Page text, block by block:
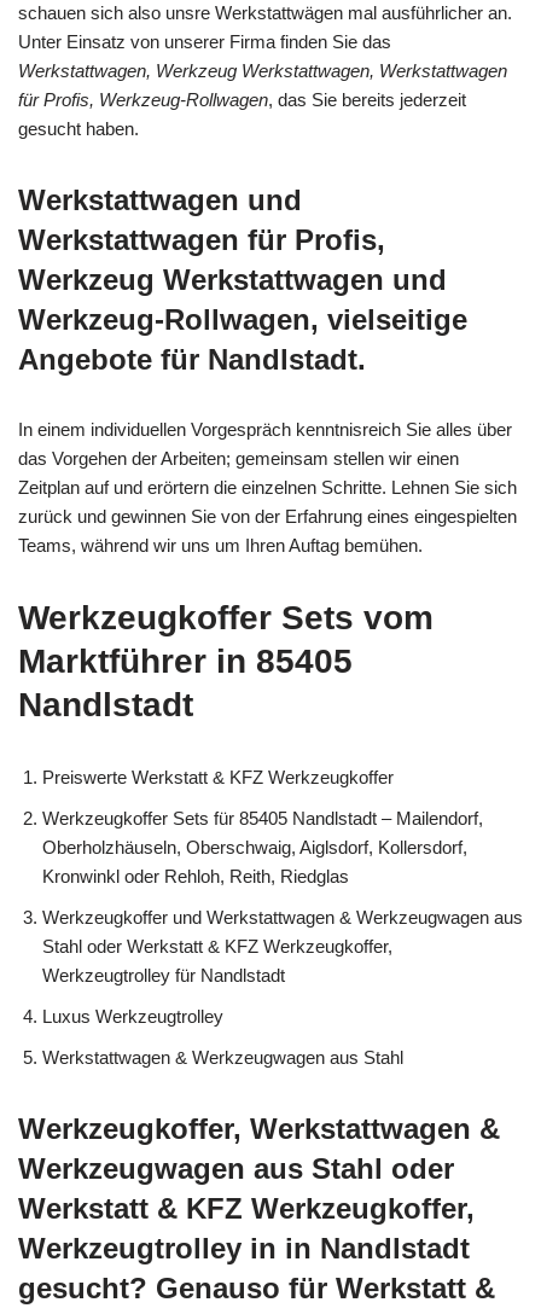
schauen sich also unsre Werkstattwägen mal ausführlicher an.
Unter Einsatz von unserer Firma finden Sie das
Werkstattwagen, Werkzeug Werkstattwagen, Werkstattwagen
für Profis, Werkzeug-Rollwagen, das Sie bereits jederzeit
gesucht haben.
Werkstattwagen und
Werkstattwagen für Profis,
Werkzeug Werkstattwagen und
Werkzeug-Rollwagen, vielseitige
Angebote für Nandlstadt.
In einem individuellen Vorgespräch kenntnisreich Sie alles über
das Vorgehen der Arbeiten; gemeinsam stellen wir einen
Zeitplan auf und erörtern die einzelnen Schritte. Lehnen Sie sich
zurück und gewinnen Sie von der Erfahrung eines eingespielten
Teams, während wir uns um Ihren Auftag bemühen.
Werkzeugkoffer Sets vom
Marktführer in 85405
Nandlstadt
Preiswerte Werkstatt & KFZ Werkzeugkoffer
Werkzeugkoffer Sets für 85405 Nandlstadt – Mailendorf,
Oberholzhäuseln, Oberschwaig, Aiglsdorf, Kollersdorf,
Kronwinkl oder Rehloh, Reith, Riedglas
Werkzeugkoffer und Werkstattwagen & Werkzeugwagen aus
Stahl oder Werkstatt & KFZ Werkzeugkoffer,
Werkzeugtrolley für Nandlstadt
Luxus Werkzeugtrolley
Werkstattwagen & Werkzeugwagen aus Stahl
Werkzeugkoffer, Werkstattwagen &
Werkzeugwagen aus Stahl oder
Werkstatt & KFZ Werkzeugkoffer,
Werkzeugtrolley in in Nandlstadt
gesucht? Genauso für Werkstatt &